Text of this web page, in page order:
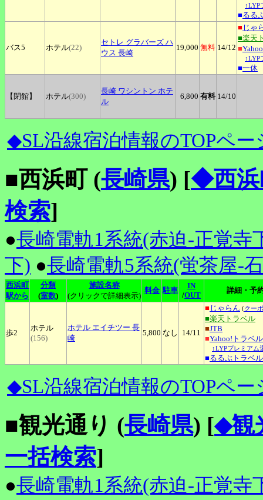
↑LYP
■るる
バス5 ホテル(22)
セトレ グラバーズ ハ
ウス 長崎
19,000 無料 14/12
■ じゃ
■楽天
■
↑LYP
■一休
【閉館】 ホテル(300)
長崎 ワシントン ホテ
ル
6,800 有料 14/10
◆SL沿線宿泊情報のTOPペー
■西浜町 (長崎県) [◆西浜
検索]
●長崎電軌1系統(赤迫-正覚寺
下) ●長崎電軌5系統(蛍茶屋-
西浜町
駅から
分類
(室数)
施設名称
(クリックで詳細表示)
料金 駐車
IN
/OUT
詳細・予
歩2
ホテル
(156)
ホテル エイチツー 長
崎
5,800 なし 14/11
■ じゃらん (クー
■楽天トラベル
■JTB
■Yahoo!トラベル
↑LYPプレミアム
■るるぶトラベル
◆SL沿線宿泊情報のTOPペー
■観光通り (長崎県) [◆観
一括検索]
●長崎電軌1系統(赤迫-正覚寺